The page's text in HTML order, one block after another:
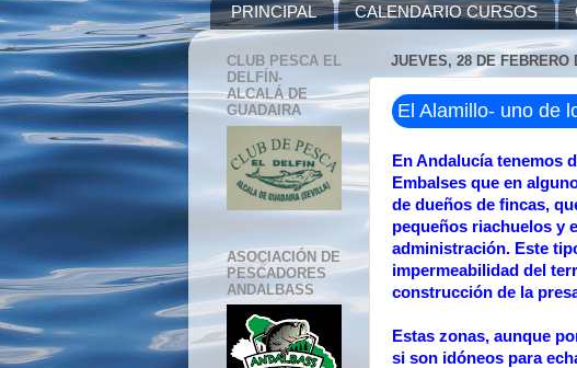
PRINCIPAL CALENDARIO CURSOS
JUEVES, 28 DE FEBRERO
El Alamillo- uno de
En Andalucía tenemos
Embalses que en
de dueños de fincas,
pequeños riachuelos y
administración. Este
impermeabilidad del
construcción de la
Estas zonas, aunque
si son idóneos para
CLUB PESCA EL
DELFÍN-
ALCALÁ DE
GUADAIRA
ASOCIACIÓN DE
PESCADORES
ANDALBASS